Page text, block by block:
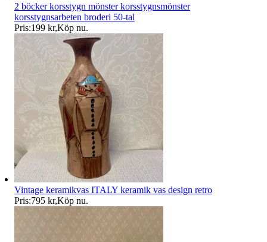
2 böcker korsstygn mönster korsstygnsmönster
korsstygnsarbeten broderi 50-tal
Pris:199 kr,Köp nu.
Vintage keramikvas ITALY keramik vas design retro
Pris:795 kr,Köp nu.